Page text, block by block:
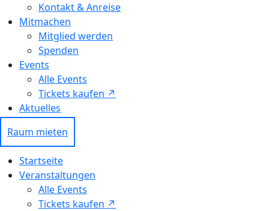
Kontakt & Anreise
Mitmachen
Mitglied werden
Spenden
Events
Alle Events
Tickets kaufen ↗ㅤ
Aktuelles
Raum mieten
Startseite
Veranstaltungen
Alle Events
Tickets kaufen ↗